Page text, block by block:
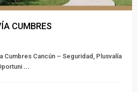
CUMBRES
Cumbres Cancún – Seguridad, Plusvalía
...